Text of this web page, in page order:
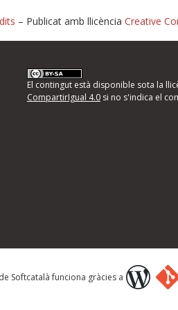
següents i descriviu quina és la
– Publicat amb llicència Creative
El contingut està disponible sota la
CompartirIgual 4.0si no s'indica el
Softcatalà funciona gràcies a